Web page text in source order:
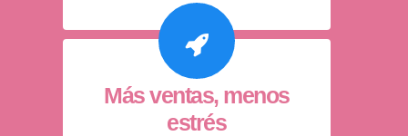
Más ventas, menos
estrés